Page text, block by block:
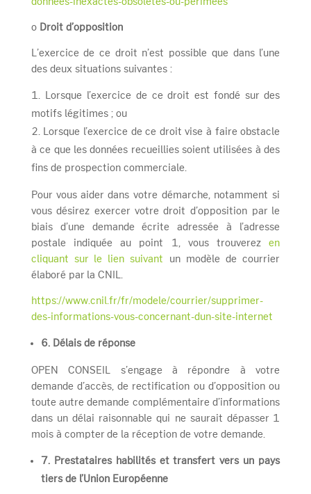
o Droit d’opposition
L’exercice de ce droit n’est possible que dans l’une
des deux situations suivantes :
Lorsque l’exercice de ce droit est fondé sur des
motifs légitimes ; ou
Lorsque l’exercice de ce droit vise à faire obstacle
à ce que les données recueillies soient utilisées à des
fins de prospection commerciale.
Pour vous aider dans votre démarche, notamment si
vous désirez exercer votre droit d’opposition par le
biais d’une demande écrite adressée à l’adresse
postale indiquée au point 1, vous trouverezen
cliquant sur le lien suivant un modèle de courrier
élaboré par la CNIL.
https://www.cnil.fr/fr/modele/courrier/supprimer-
des-informations-vous-concernant-dun-site-internet
6. Délais de réponse
OPEN CONSEIL s’engage à répondre à votre
demande d’accès, de rectification ou d’opposition ou
toute autre demande complémentaire d’informations
dans un délai raisonnable qui ne saurait dépasser 1
mois à compter de la réception de votre demande.
7. Prestataires habilités et transfert vers un pays
tiers de l’Union Européenne